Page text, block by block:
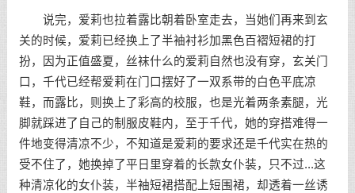
说完，爱莉也拉着露比朝着卧室走去，当她们再来到玄
关的时候，爱莉已经换上了半袖衬衫加黑色百褶短裙的打
扮，因为正值盛夏，丝袜什么的爱莉自然也没有穿，玄关门
口，千代已经帮爱莉在门口摆好了一双系带的白色平底凉
鞋，而露比，则换上了彩高的校服，也是光着两条素腿，光
脚就踩进了自己的制服皮鞋内，至于千代，她的穿搭难得一
件地变得清凉不少，不知道是爱莉的要求还是千代实在热的
受不住了，她换掉了平日里穿着的长款女仆装，只不过...这
种清凉化的女仆装，半袖短裙搭配上短围裙，却透着一丝诱